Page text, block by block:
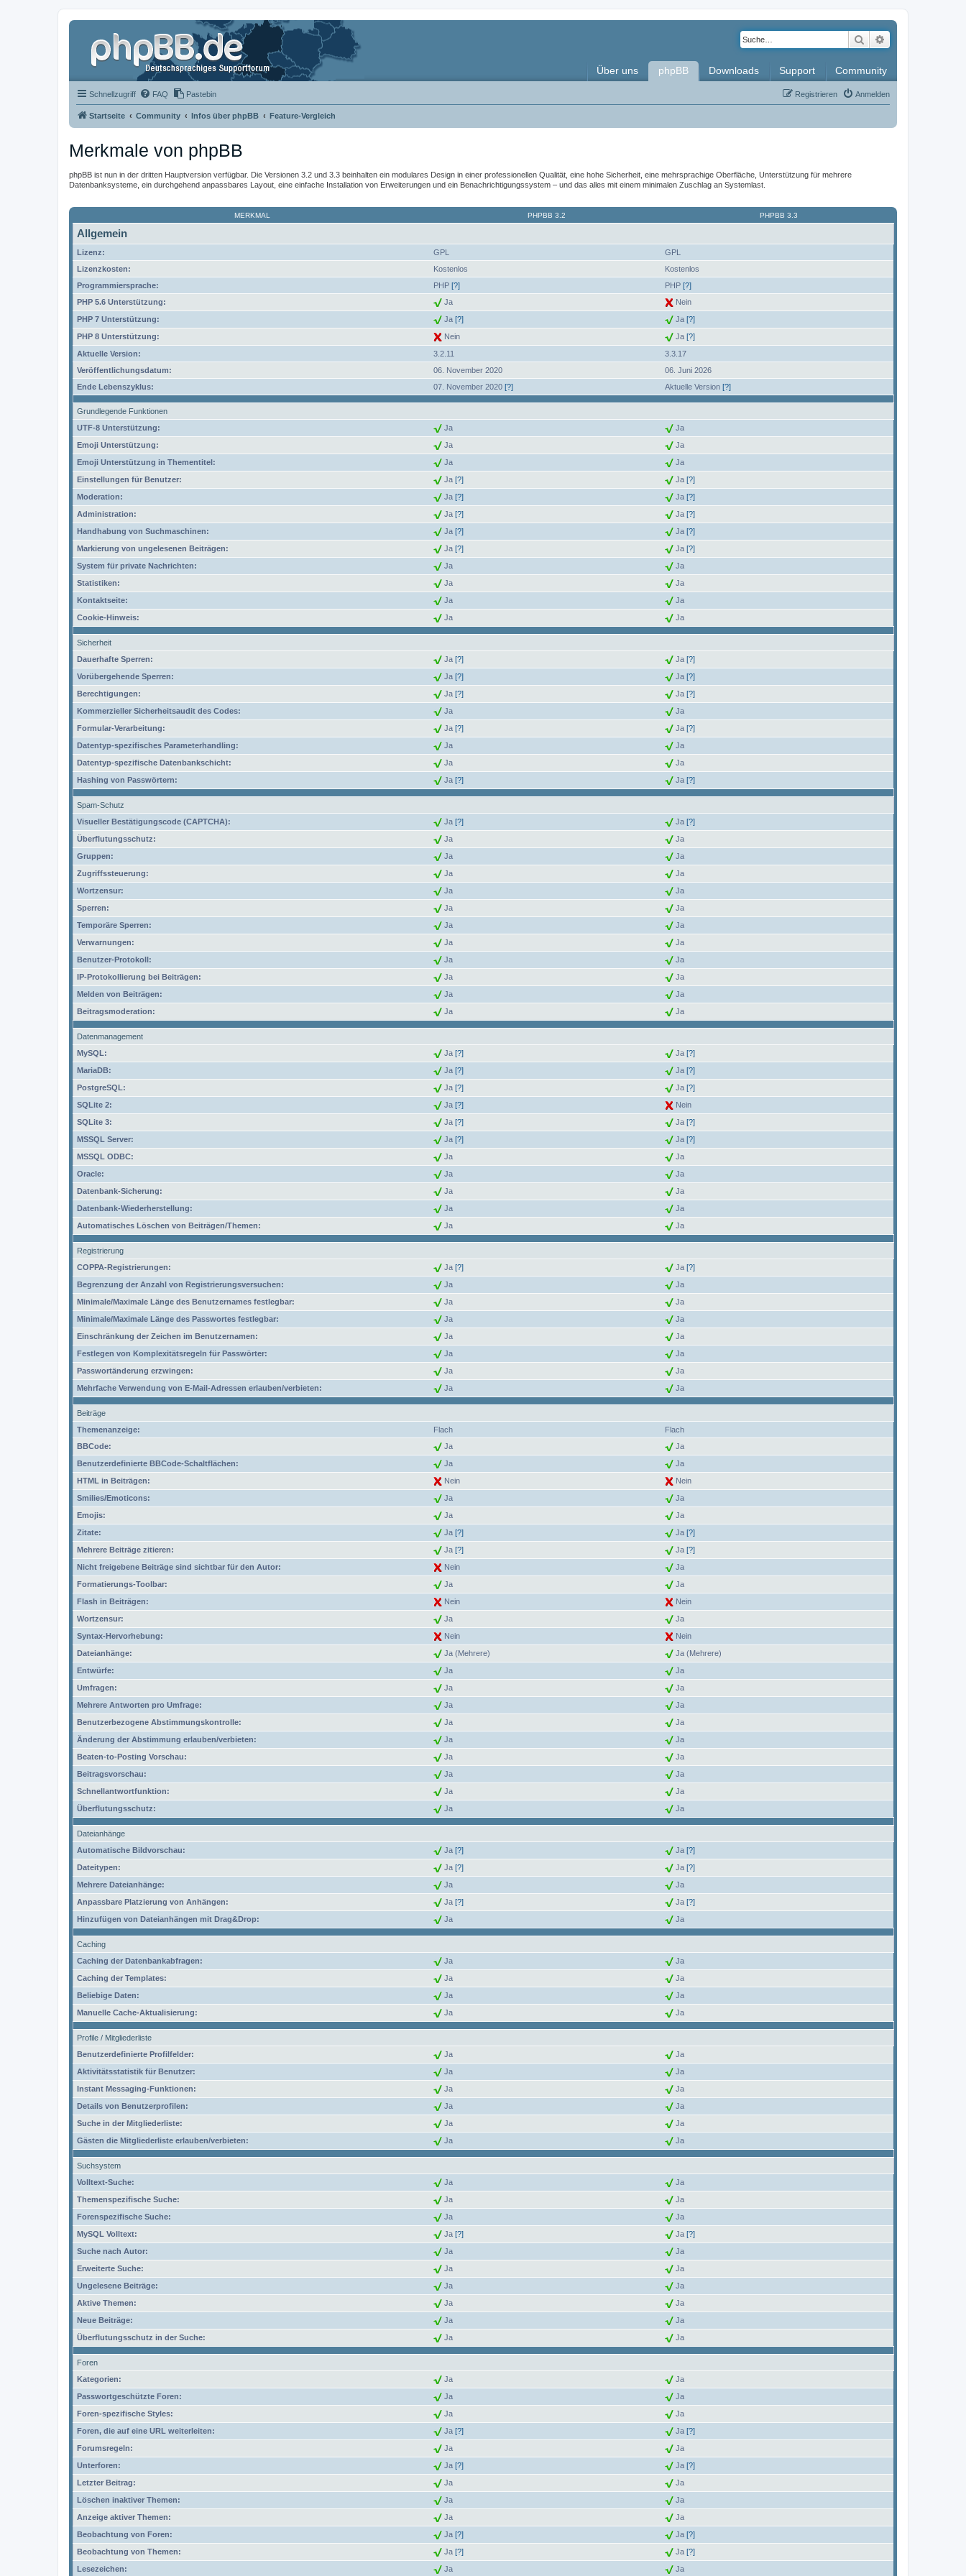
Suche
Über uns phpBB Downloads Support Community
Schnellzugriff FAQ Pastebin Anmelden
Registrieren
Startseite Community Infos über phpBB Feature-Vergleich
Merkmale von phpBB
phpBB ist nun in der dritten Hauptversion verfügbar. Die Versionen 3.2 und 3.3 beinhalten ein modulares Design in einer professionellen Qualität, eine hohe Sicherheit, eine mehrsprachige Oberfläche, Unterstützung für mehrere
Datenbanksysteme, ein durchgehend anpassbares Layout, eine einfache Installation von Erweiterungen und ein Benachrichtigungssystem – und das alles mit einem minimalen Zuschlag an Systemlast.
MERKMAL PHPBB 3.2 PHPBB 3.3
Allgemein
Lizenz: GPL
GPL
Lizenzkosten:
Kostenlos
Kostenlos
Programmiersprache:
PHP [?] PHP [?]
PHP 5.6 Unterstützung:
Ja
Nein
PHP 7 Unterstützung:
Ja [?] Ja [?]
PHP 8 Unterstützung:
Nein Ja [?]
Aktuelle Version:
3.2.11
3.3.17
Veröffentlichungsdatum:
06. November 2020
06. Juni 2026
Ende Lebenszyklus:
07. November 2020 [?] Aktuelle Version [?]
Grundlegende Funktionen
UTF-8 Unterstützung:
Ja
Ja
Emoji Unterstützung:
Ja
Ja
Emoji Unterstützung in Thementitel:
Ja
Ja
Einstellungen für Benutzer:
Ja [?] Ja [?]
Moderation:
Ja [?] Ja [?]
Administration:
Ja [?] Ja [?]
Handhabung von Suchmaschinen:
Ja [?] Ja [?]
Markierung von ungelesenen Beiträgen:
Ja [?] Ja [?]
System für private Nachrichten:
Ja
Ja
Statistiken:
Ja
Ja
Kontaktseite:
Ja
Ja
Cookie-Hinweis:
Ja Ja
Sicherheit
Dauerhafte Sperren:
Ja [?] Ja [?]
Vorübergehende Sperren:
Ja [?] Ja [?]
Berechtigungen:
Ja [?] Ja [?]
Kommerzieller Sicherheitsaudit des Codes:
Ja
Ja
Formular-Verarbeitung:
Ja [?] Ja [?]
Datentyp-spezifisches Parameterhandling:
Ja
Ja
Datentyp-spezifische Datenbankschicht:
Ja
Ja
Hashing von Passwörtern:
Ja [?] Ja [?]
Spam-Schutz
Visueller Bestätigungscode (CAPTCHA):
Ja [?] Ja [?]
Überflutungsschutz:
Ja
Ja
Gruppen:
Ja
Ja
Zugriffssteuerung:
Ja
Ja
Wortzensur:
Ja
Ja
Sperren:
Ja
Ja
Temporäre Sperren:
Ja
Ja
Verwarnungen:
Ja
Ja
Benutzer-Protokoll:
Ja
Ja
IP-Protokollierung bei Beiträgen:
Ja
Ja
Melden von Beiträgen:
Ja
Ja
Beitragsmoderation:
Ja Ja
Datenmanagement
MySQL:
Ja [?] Ja [?]
MariaDB:
Ja [?] Ja [?]
PostgreSQL:
Ja [?] Ja [?]
SQLite 2:
Ja [?]
Nein
SQLite 3:
Ja [?] Ja [?]
MSSQL Server:
Ja [?] Ja [?]
MSSQL ODBC:
Ja
Ja
Oracle:
Ja
Ja
Datenbank-Sicherung:
Ja
Ja
Datenbank-Wiederherstellung:
Ja
Ja
Automatisches Löschen von Beiträgen/Themen:
Ja Ja
Registrierung
COPPA-Registrierungen:
Ja [?] Ja [?]
Begrenzung der Anzahl von Registrierungsversuchen:
Ja
Ja
Minimale/Maximale Länge des Benutzernames festlegbar:
Ja
Ja
Minimale/Maximale Länge des Passwortes festlegbar:
Ja
Ja
Einschränkung der Zeichen im Benutzernamen:
Ja
Ja
Festlegen von Komplexitätsregeln für Passwörter:
Ja
Ja
Passwortänderung erzwingen:
Ja
Ja
Mehrfache Verwendung von E-Mail-Adressen erlauben/verbieten:
Ja Ja
Beiträge
Themenanzeige:
Flach
Flach
BBCode:
Ja
Ja
Benutzerdefinierte BBCode-Schaltflächen:
Ja
Ja
HTML in Beiträgen:
Nein
Nein
Smilies/Emoticons:
Ja
Ja
Emojis:
Ja
Ja
Zitate:
Ja [?] Ja [?]
Mehrere Beiträge zitieren:
Ja [?] Ja [?]
Nicht freigebene Beiträge sind sichtbar für den Autor:
Nein
Ja
Formatierungs-Toolbar:
Ja
Ja
Flash in Beiträgen:
Nein
Nein
Wortzensur:
Ja
Ja
Syntax-Hervorhebung:
Nein
Nein
Dateianhänge:
Ja (Mehrere)
Ja (Mehrere)
Entwürfe:
Ja
Ja
Umfragen:
Ja
Ja
Mehrere Antworten pro Umfrage:
Ja
Ja
Benutzerbezogene Abstimmungskontrolle:
Ja
Ja
Änderung der Abstimmung erlauben/verbieten:
Ja
Ja
Beaten-to-Posting Vorschau:
Ja
Ja
Beitragsvorschau:
Ja
Ja
Schnellantwortfunktion:
Ja
Ja
Überflutungsschutz:
Ja Ja
Dateianhänge
Automatische Bildvorschau:
Ja [?] Ja [?]
Dateitypen:
Ja [?] Ja [?]
Mehrere Dateianhänge:
Ja
Ja
Anpassbare Platzierung von Anhängen:
Ja [?] Ja [?]
Hinzufügen von Dateianhängen mit Drag&Drop:
Ja Ja
Caching
Caching der Datenbankabfragen:
Ja
Ja
Caching der Templates:
Ja
Ja
Beliebige Daten:
Ja
Ja
Manuelle Cache-Aktualisierung:
Ja Ja
Profile / Mitgliederliste
Benutzerdefinierte Profilfelder:
Ja
Ja
Aktivitätsstatistik für Benutzer:
Ja
Ja
Instant Messaging-Funktionen:
Ja
Ja
Details von Benutzerprofilen:
Ja
Ja
Suche in der Mitgliederliste:
Ja
Ja
Gästen die Mitgliederliste erlauben/verbieten:
Ja Ja
Suchsystem
Volltext-Suche:
Ja
Ja
Themenspezifische Suche:
Ja
Ja
Forenspezifische Suche:
Ja
Ja
MySQL Volltext:
Ja [?] Ja [?]
Suche nach Autor:
Ja
Ja
Erweiterte Suche:
Ja
Ja
Ungelesene Beiträge:
Ja
Ja
Aktive Themen:
Ja
Ja
Neue Beiträge:
Ja
Ja
Überflutungsschutz in der Suche:
Ja Ja
Foren
Kategorien:
Ja
Ja
Passwortgeschützte Foren:
Ja
Ja
Foren-spezifische Styles:
Ja
Ja
Foren, die auf eine URL weiterleiten:
Ja [?] Ja [?]
Forumsregeln:
Ja
Ja
Unterforen:
Ja [?] Ja [?]
Letzter Beitrag:
Ja
Ja
Löschen inaktiver Themen:
Ja
Ja
Anzeige aktiver Themen:
Ja
Ja
Beobachtung von Foren:
Ja [?] Ja [?]
Beobachtung von Themen:
Ja [?] Ja [?]
Lesezeichen:
Ja Ja